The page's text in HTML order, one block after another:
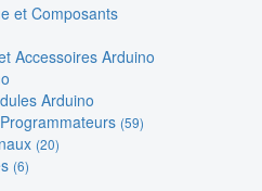
et Composants
Accessoires Arduino
Arduino
(59)
(20)
(6)